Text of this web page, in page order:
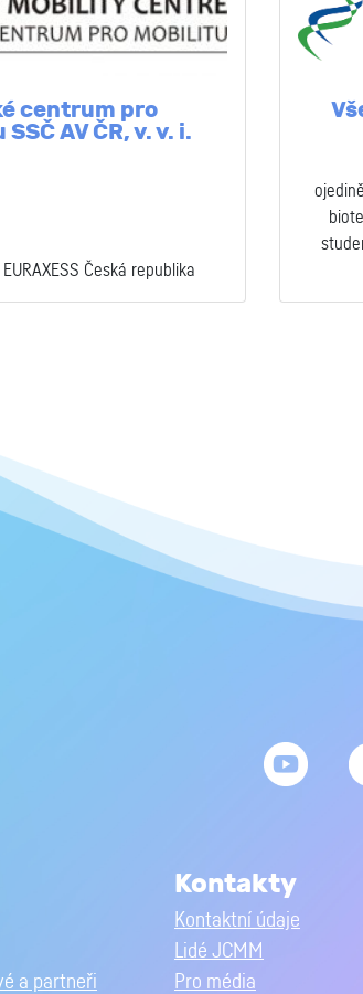
centrum pro
AV ČR, v. v. i.
Česká republika
a partneři
Kontakty
Kontaktní údaje
Lidé JCMM
Pro média